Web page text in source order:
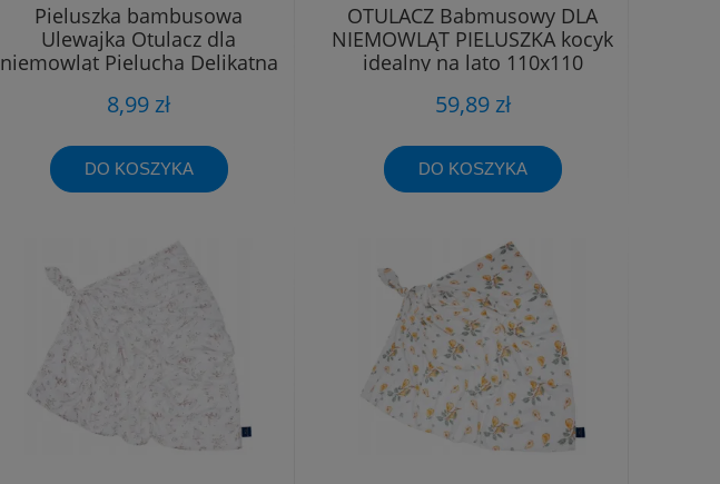
Pieluszka bambusowa
Ulewajka Otulacz dla
niemowląt Pielucha Delikatna
8,99 zł
DO KOSZYKA
OTULACZ Babmusowy DLA
NIEMOWLĄT PIELUSZKA kocyk
idealny na lato 110x110
59,89 zł
DO KOSZYKA